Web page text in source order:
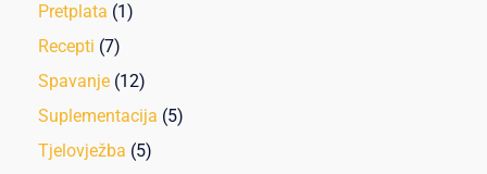
Pretplata (1)
Recepti (7)
Spavanje (12)
Suplementacija (5)
Tjelovježba (5)